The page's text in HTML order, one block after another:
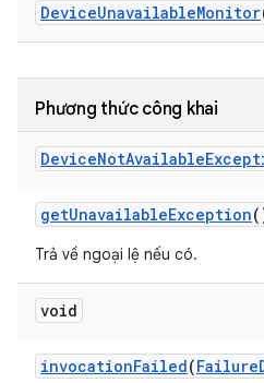
DeviceUnavailableMonitor
Phương thức công khai
DeviceNotAvailable
getUnavailableException
Trả về ngoại lệ nếu có.
void
invocationFailed(Failure